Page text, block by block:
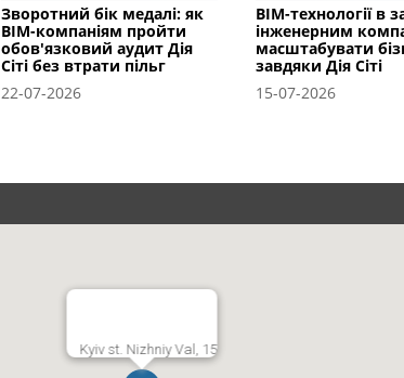
Зворотний бік медалі: як
BIM-компаніям пройти
обов'язковий аудит Дія
Сіті без втрати пільг
22-07-2026
BIM-технології в
інженерним
масштабувати
завдяки Дія Сіті
15-07-2026
Kyiv st. Nizhniy Val, 15